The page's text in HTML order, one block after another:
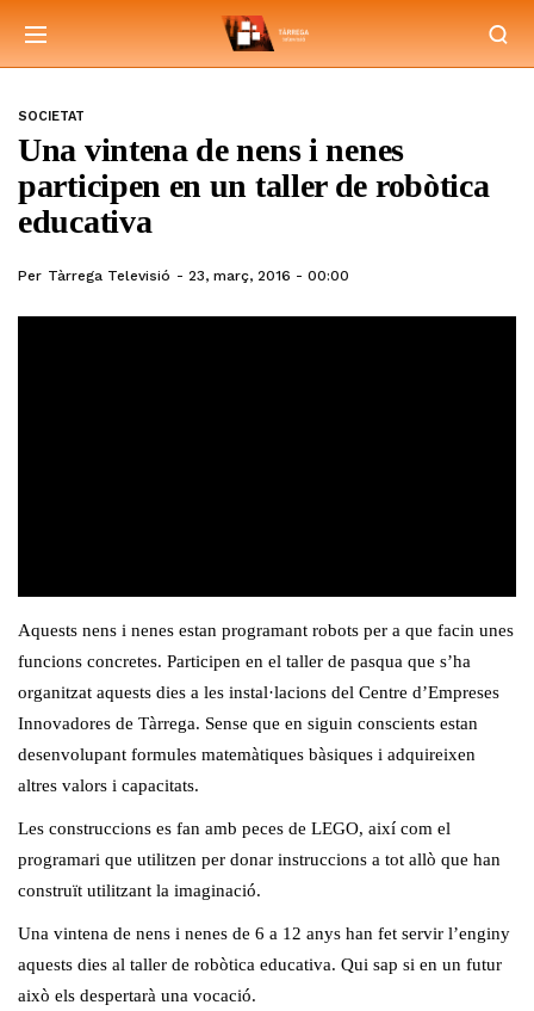
SOCIETAT
Una vintena de nens i nenes
participen en un taller de robòtica
educativa
Per Tàrrega Televisió 23, març, 2016 - 00:00
Aquests nens i nenes estan programant robots per a que facin unes
funcions concretes. Participen en el taller de pasqua que s’ha
organitzat aquests dies a les instal·lacions del Centre d’Empreses
Innovadores de Tàrrega. Sense que en siguin conscients estan
desenvolupant formules matemàtiques bàsiques i adquireixen
altres valors i capacitats.
Les construccions es fan amb peces de LEGO, així com el
programari que utilitzen per donar instruccions a tot allò que han
construït utilitzant la imaginació.
Una vintena de nens i nenes de 6 a 12 anys han fet servir l’enginy
aquests dies al taller de robòtica educativa. Qui sap si en un futur
això els despertarà una vocació.